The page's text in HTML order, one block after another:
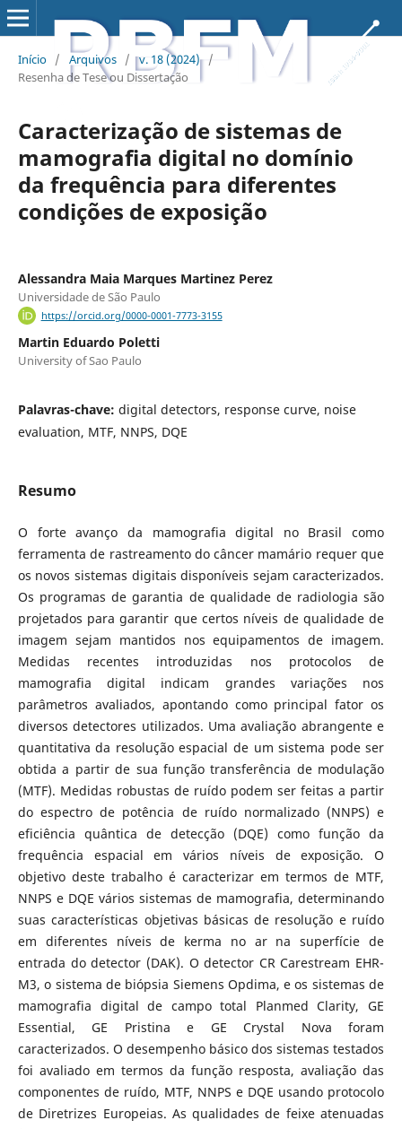
Início / Arquivos / v. 18 (2024)
/
Resenha de Tese ou Dissertação
Caracterização de sistemas de
mamografia digital no domínio
da frequência para diferentes
condições de exposição
Alessandra Maia Marques Martinez Perez
Universidade de São Paulo
https://orcid.org/0000-0001-7773-3155
Martin Eduardo Poletti
University of Sao Paulo
Palavras-chave: digital detectors, response curve, noise
evaluation, MTF, NNPS, DQE
Resumo
O forte avanço da mamografia digital no Brasil como
ferramenta de rastreamento do câncer mamário requer que
os novos sistemas digitais disponíveis sejam caracterizados.
Os programas de garantia de qualidade de radiologia são
projetados para garantir que certos níveis de qualidade de
imagem sejam mantidos nos equipamentos de imagem.
Medidas recentes introduzidas nos protocolos de
mamografia digital indicam grandes variações nos
parâmetros avaliados, apontando como principal fator os
diversos detectores utilizados. Uma avaliação abrangente e
quantitativa da resolução espacial de um sistema pode ser
obtida a partir de sua função transferência de modulação
(MTF). Medidas robustas de ruído podem ser feitas a partir
do espectro de potência de ruído normalizado (NNPS) e
eficiência quântica de detecção (DQE) como função da
frequência espacial em vários níveis de exposição. O
objetivo deste trabalho é caracterizar em termos de MTF,
NNPS e DQE vários sistemas de mamografia, determinando
suas características objetivas básicas de resolução e ruído
em diferentes níveis de kerma no ar na superfície de
entrada do detector (DAK). O detector CR Carestream EHR-
M3, o sistema de biópsia Siemens Opdima, e os sistemas de
mamografia digital de campo total Planmed Clarity, GE
Essential, GE Pristina e GE Crystal Nova foram
caracterizados. O desempenho básico dos sistemas testados
foi avaliado em termos da função resposta, avaliação das
componentes de ruído, MTF, NNPS e DQE usando protocolo
de Diretrizes Europeias. As qualidades de feixe atenuadas